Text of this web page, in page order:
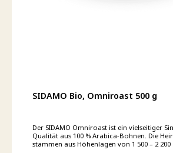
SIDAMO Bio, Omniroast 500 g
Der SIDAMO Omniroast ist ein vielseitiger
Qualität aus 100 % Arabica-Bohnen. Die
stammen aus Höhenlagen von 1 500 – 2